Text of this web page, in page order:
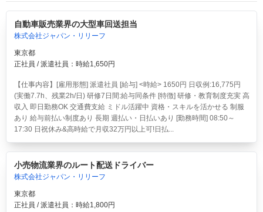
自動車販売業界の大型車回送担当
株式会社ジャパン・リリーフ
東京都
正社員 / 派遣社員：時給1,650円
【仕事内容】[雇用形態] 派遣社員 [給与] <時給> 1650円 日収例:16,775円
(実働7.7h、残業2h/日) 研修7日間:給与同条件 [特徴] 研修・教育制度充実 高
収入 即日勤務OK 交通費支給 ミドル活躍中 資格・スキルを活かせる 制服
あり 給与前払い制度あり 長期 週払い・日払いあり [勤務時間] 08:50～
17:30 日祝休み&高時給で月収32万円以上可!日払...
小売物流業界のルート配送ドライバー
株式会社ジャパン・リリーフ
東京都
正社員 / 派遣社員：時給1,800円